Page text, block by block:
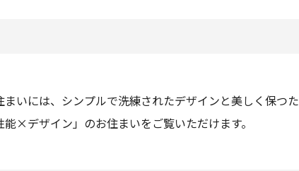
いには、シンプルで洗練されたデザインと美しく保つ
×デザイン」のお住まいをご覧いただけます。